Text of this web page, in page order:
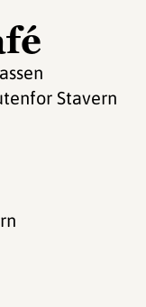
Stavern